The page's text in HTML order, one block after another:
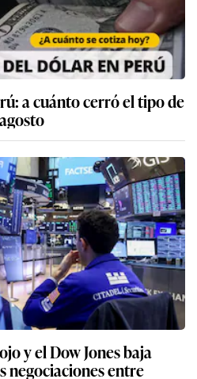
a cuánto cerró el tipo de
y el Dow Jones baja
negociaciones entre